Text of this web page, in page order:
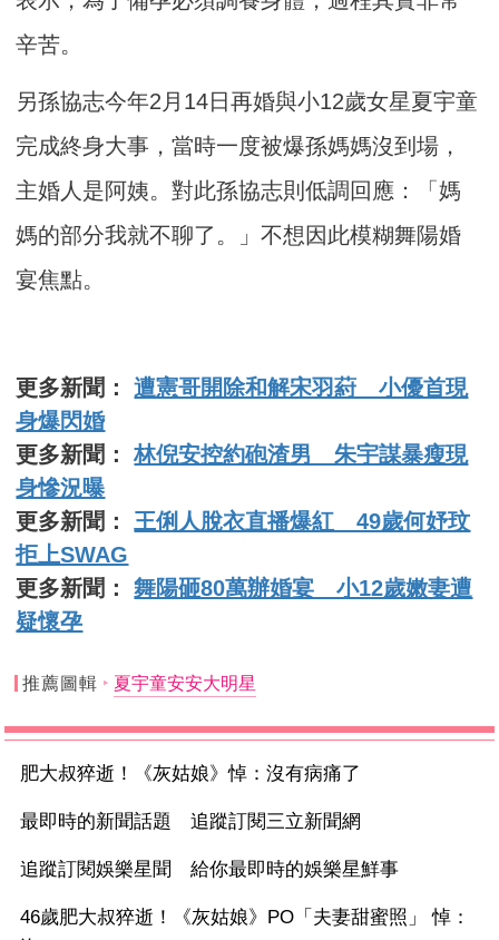
辛苦。
另孫協志今年2月14日再婚與小12歲女星夏宇童
完成終身大事，當時一度被爆孫媽媽沒到場，
主婚人是阿姨。對此孫協志則低調回應：「媽
媽的部分我就不聊了。」不想因此模糊舞陽婚
宴焦點。
更多新聞：遭憲哥開除和解宋羽葤 小優首現
身爆閃婚
更多新聞：林倪安控約砲渣男 朱宇謀暴瘦現
身慘況曝
更多新聞： 王俐人脫衣直播爆紅 49歲何妤玟
拒上SWAG
更多新聞：舞陽砸80萬辦婚宴 小12歲嫩妻遭
疑懷孕
推薦圖輯 夏宇童安安大明星
肥大叔猝逝！《灰姑娘》悼：沒有病痛了
最即時的新聞話題 追蹤訂閱三立新聞網
追蹤訂閱娛樂星聞 給你最即時的娛樂星鮮事
46歲肥大叔猝逝！《灰姑娘》PO「夫妻甜蜜照」 悼：